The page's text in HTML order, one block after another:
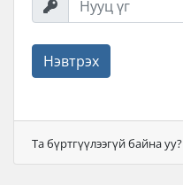
Нэвтрэх
Та бүртгүүлээгүй байна уу?